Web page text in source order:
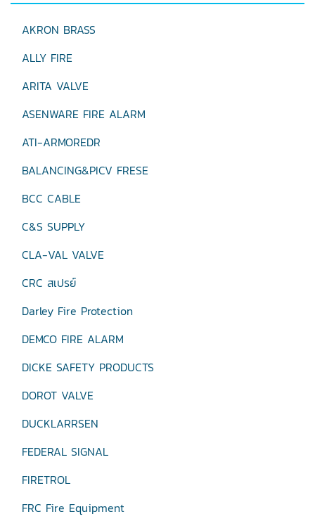
AKRON BRASS
ALLY FIRE
ARITA VALVE
ASENWARE FIRE ALARM
ATI-ARMOREDR
BALANCING&PICV FRESE
BCC CABLE
C&S SUPPLY
CLA-VAL VALVE
CRC สเปรย์
Darley Fire Protection
DEMCO FIRE ALARM
DICKE SAFETY PRODUCTS
DOROT VALVE
DUCKLARRSEN
FEDERAL SIGNAL
FIRETROL
FRC Fire Equipment